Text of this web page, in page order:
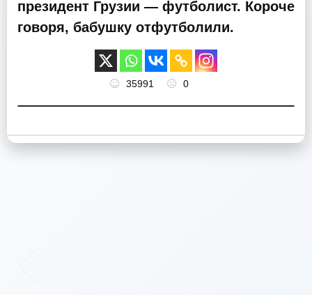
президент Грузии — футболист. Короче
говоря, бабушку отфутболили.
35991 0